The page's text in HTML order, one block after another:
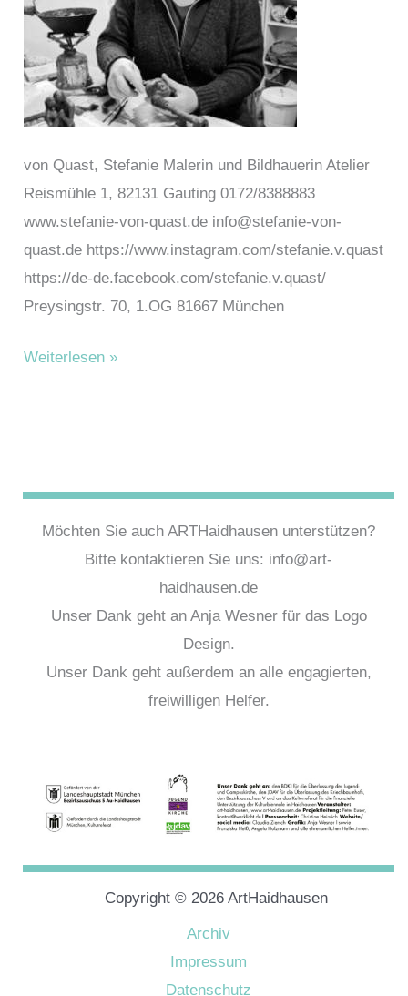
von Quast, Stefanie Malerin und Bildhauerin Atelier
Reismühle 1, 82131 Gauting 0172/8388883
www.stefanie-von-quast.de info@stefanie-von-
quast.de https://www.instagram.com/stefanie.v.quast
https://de-de.facebook.com/stefanie.v.quast/
Preysingstr. 70, 1.OG 81667 München
von
Weiterlesen »
Möchten Sie auch ARTHaidhausen unterstützen?
Bitte kontaktieren Sie uns: info@art-
haidhausen.de
Unser Dank geht an Anja Wesner für das Logo
Design.
Unser Dank geht außerdem an alle engagierten,
freiwilligen Helfer.
Copyright © 2026 ArtHaidhausen
Archiv
Impressum
Datenschutz